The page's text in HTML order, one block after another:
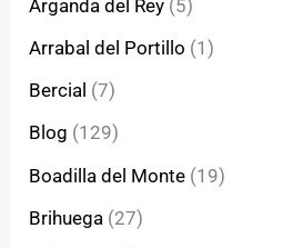
Arganda del Rey (5)
Arrabal del Portillo (1)
Bercial (7)
Blog (129)
Boadilla del Monte (19)
Brihuega (27)